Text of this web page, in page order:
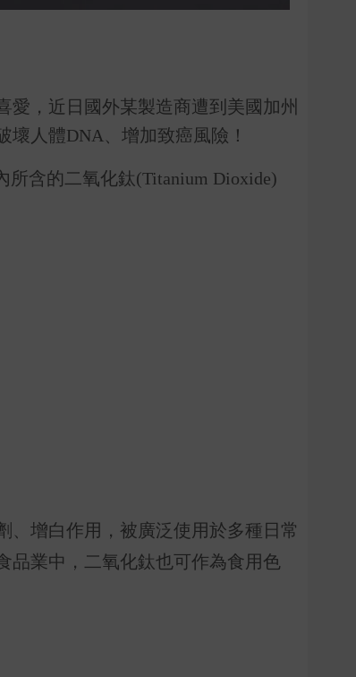
，近日國外某製造商遭到美國加州
人體DNA、增加致癌風險！
含的二氧化鈦(Titanium Dioxide)
、增白作用，被廣泛使用於多種日常
品業中，二氧化鈦也可作為食用色